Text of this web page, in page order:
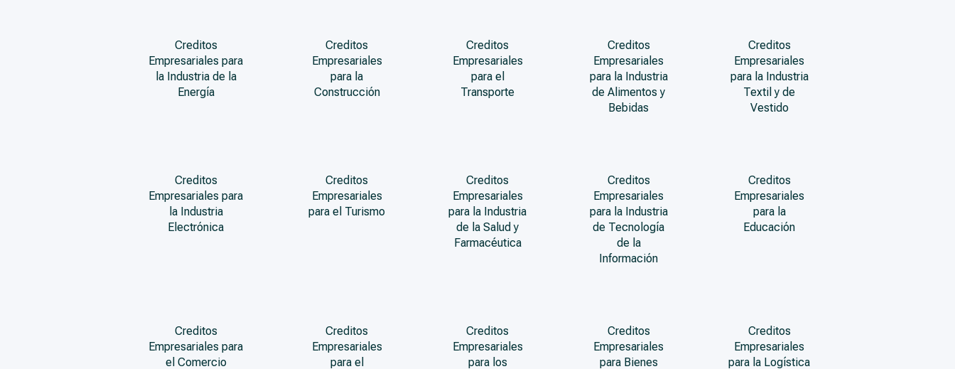
Creditos
Empresariales para
la Industria de la
Energía
Creditos
Empresariales
para la
Construcción
Creditos
Empresariales
para el
Transporte
Creditos
Empresariales
para la Industria
de Alimentos y
Bebidas
Creditos
Empresariales
para la Industria
Textil y de
Vestido
Creditos
Empresariales para
la Industria
Electrónica
Creditos
Empresariales
para el Turismo
Creditos
Empresariales
para la Industria
de la Salud y
Farmacéutica
Creditos
Empresariales
para la Industria
de Tecnología
de la
Información
Creditos
Empresariales
para la
Educación
Creditos
Empresariales para
el Comercio
Creditos
Empresariales
para el
Creditos
Empresariales
para los
Creditos
Empresariales
para Bienes
Creditos
Empresariales
para la Logística